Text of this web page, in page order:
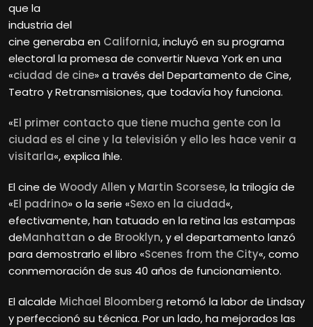
que la
industria del
cine generaba en California, incluyó en su programa
electoral la promesa de convertir Nueva York en una
«ciudad de cine» a través del Departamento de Cine,
Teatro y Retransmisiones, que todavía hoy funciona.
«El primer contacto que tiene mucha gente con la
ciudad es el cine y la televisión y ello les hace venir a
visitarla«, explica Ihle.
El cine de Woody Allen y Martin Scorsese, la trilogía de
«El padrino» o la serie «Sexo en la ciudad«,
efectivamente, han tatuado en la retina las estampas
deManhattan o de Brooklyn, y el departamento lanzó
para demostrarlo el libro «Scenes from the City«, como
conmemoración de sus 40 años de funcionamiento.
El alcalde Michael Bloomberg retomó la labor de Lindsay
y perfeccionó su técnica. Por un lado, ha mejorados las